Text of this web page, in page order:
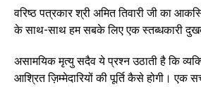
वरिष्ठ पत्रकार श्री अमित तिवारी जी का
के साथ-साथ हम सबके लिए एक स्तब्धकारी
असामयिक मृत्यु सदैव ये प्रश्न उठाती है कि
आश्रित ज़िम्मेदारियों की पूर्ति कैसे होगी। एक